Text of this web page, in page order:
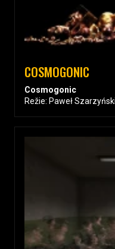
COSMOGONIC
Cosmogonic
Režie: Paweł